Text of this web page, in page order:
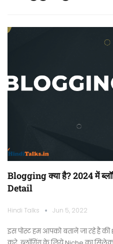
Blogging क्या है? 2024 में
Detail
Hindi Talks Jun 5, 2022
इस पोस्ट हम आपको बताने जा रहे है